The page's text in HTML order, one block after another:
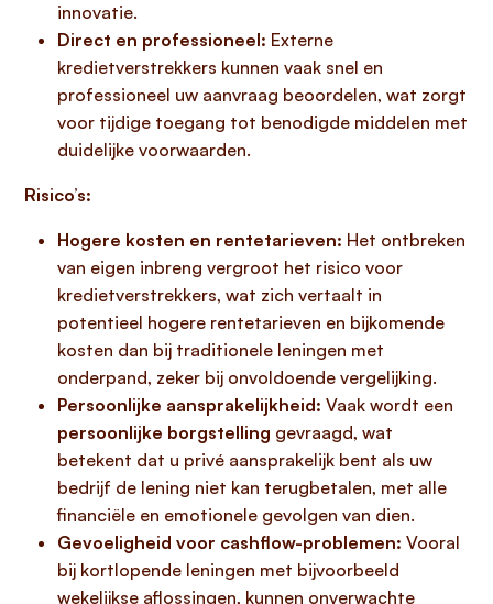
innovatie.
Direct en professioneel: Externe
kredietverstrekkers kunnen vaak snel en
professioneel uw aanvraag beoordelen, wat zorgt
voor tijdige toegang tot benodigde middelen met
duidelijke voorwaarden.
Risico’s:
Hogere kosten en rentetarieven: Het ontbreken
van eigen inbreng vergroot het risico voor
kredietverstrekkers, wat zich vertaalt in
potentieel hogere rentetarieven en bijkomende
kosten dan bij traditionele leningen met
onderpand, zeker bij onvoldoende vergelijking.
Persoonlijke aansprakelijkheid: Vaak wordt een
persoonlijke borgstelling gevraagd, wat
betekent dat u privé aansprakelijk bent als uw
bedrijf de lening niet kan terugbetalen, met alle
financiële en emotionele gevolgen van dien.
Gevoeligheid voor cashflow-problemen: Vooral
bij kortlopende leningen met bijvoorbeeld
wekelijkse aflossingen, kunnen onverwachte